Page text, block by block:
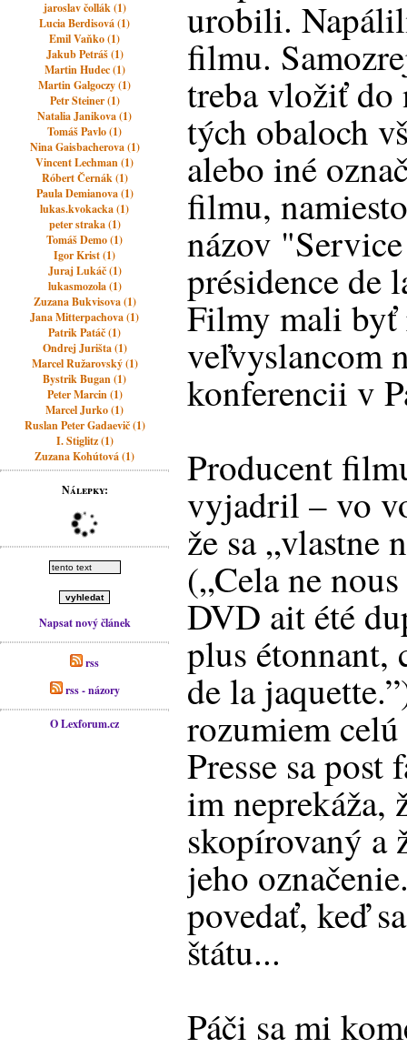
jaroslav čollák (1)
Lucia Berdisová (1)
Emil Vaňko (1)
Jakub Petráš (1)
Martin Hudec (1)
Martin Galgoczy (1)
Petr Steiner (1)
Natalia Janikova (1)
Tomáš Pavlo (1)
Nina Gaisbacherova (1)
Vincent Lechman (1)
Róbert Černák (1)
Paula Demianova (1)
lukas.kvokacka (1)
peter straka (1)
Tomáš Demo (1)
Igor Krist (1)
Juraj Lukáč (1)
lukasmozola (1)
Zuzana Bukvisova (1)
Jana Mitterpachova (1)
Patrik Patáč (1)
Ondrej Jurišta (1)
Marcel Ružarovský (1)
Bystrik Bugan (1)
Peter Marcin (1)
Marcel Jurko (1)
Ruslan Peter Gadaevič (1)
I. Stiglitz (1)
Zuzana Kohútová (1)
Nálepky:
Napsat nový článek
rss
rss - názory
O Lexforum.cz
urobili.
filmu.
treba vložiť do
tých obaloch
alebo iné
filmu,
názov
présidence de
Filmy mali byť
veľvyslancom
konferencii v
Producent
vyjadril – vo
že sa „vlastne
(„Cela ne
DVD ait été
plus étonnant,
de la
rozumiem
Presse sa
im neprekáža,
skopírovaný a
jeho
povedať, keď
štátu...
Páči sa mi